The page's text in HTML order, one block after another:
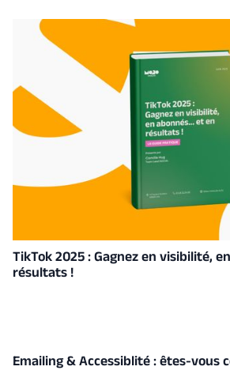
TikTok 2025 : Gagnez en visibilité,
résultats !
Emailing & Accessiblité : êtes-vous